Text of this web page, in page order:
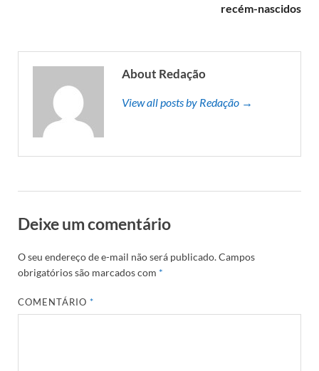
recém-nascidos
About Redação
View all posts by Redação →
Deixe um comentário
O seu endereço de e-mail não será publicado.Campos
obrigatórios são marcados com *
COMENTÁRIO*